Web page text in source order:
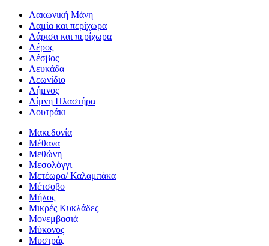
Λακωνική Μάνη
Λαμία και περίχωρα
Λάρισα και περίχωρα
Λέρος
Λέσβος
Λευκάδα
Λεωνίδιο
Λήμνος
Λίμνη Πλαστήρα
Λουτράκι
Μακεδονία
Μέθανα
Μεθώνη
Μεσολόγγι
Μετέωρα/ Καλαμπάκα
Μέτσοβο
Μήλος
Μικρές Κυκλάδες
Μονεμβασιά
Μύκονος
Μυστράς